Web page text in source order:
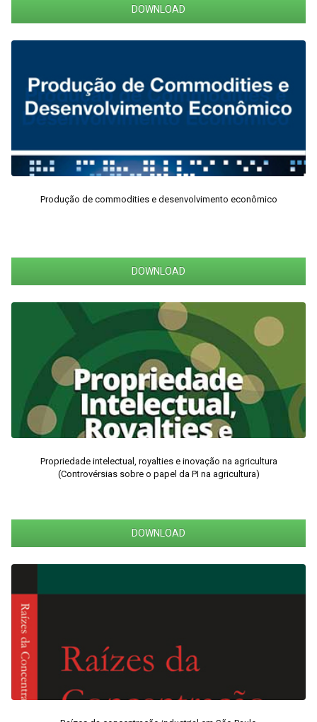
DOWNLOAD
Produção de commodities e desenvolvimento econômico
DOWNLOAD
Propriedade intelectual, royalties e inovação na agricultura
(Controvérsias sobre o papel da PI na agricultura)
DOWNLOAD